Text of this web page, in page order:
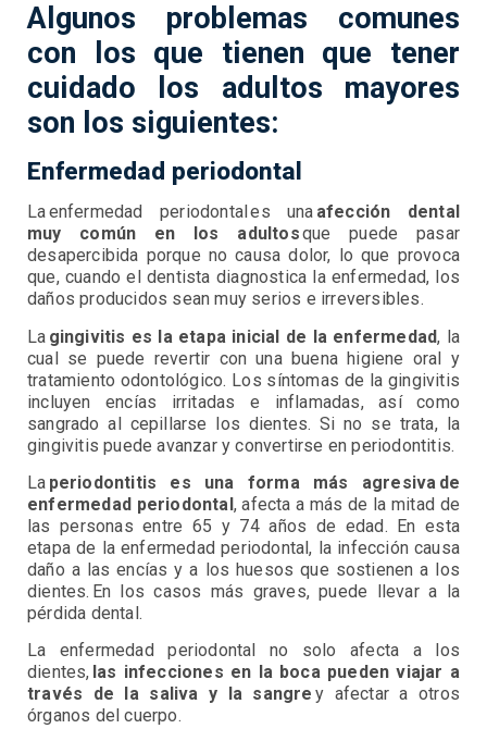
Algunos problemas comunes
con los que tienen que tener
cuidado los adultos mayores
son los siguientes:
Enfermedad periodontal
La enfermedad periodontal es una afección dental
muy común en los adultosque puede pasar
desapercibida porque no causa dolor, lo que provoca
que, cuando el dentista diagnostica la enfermedad, los
daños producidos sean muy serios e irreversibles.
La gingivitis es la etapa inicial de la enfermedad, la
cual se puede revertir con una buena higiene oral y
tratamiento odontológico. Los síntomas de la gingivitis
incluyen encías irritadas e inflamadas, así como
sangrado al cepillarse los dientes. Si no se trata, la
gingivitis puede avanzar y convertirse en periodontitis.
La periodontitis es una forma más agresiva de
enfermedad periodontal, afecta a más de la mitad de
las personas entre 65 y 74 años de edad. En esta
etapa de la enfermedad periodontal, la infección causa
daño a las encías y a los huesos que sostienen a los
dientes. En los casos más graves, puede llevar a la
pérdida dental.
La enfermedad periodontal no solo afecta a los
dientes, las infecciones en la boca pueden viajar a
través de la saliva y la sangre y afectar a otros
órganos del cuerpo.